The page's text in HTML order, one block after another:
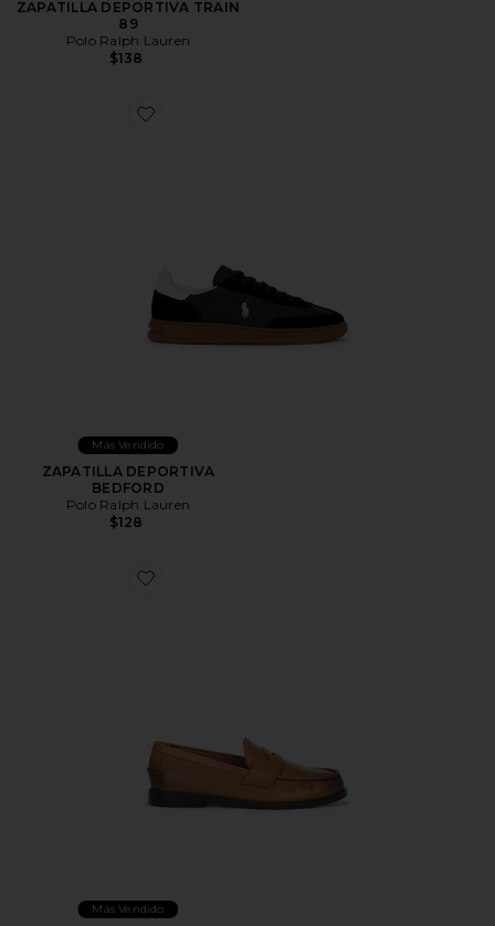
ZAPATILLA DEPORTIVA TRAIN
89
Polo Ralph Lauren
$138
Favorite ZAPATILLA DEPORTIVA BEDFORD
Más Vendido
ZAPATILLA DEPORTIVA
BEDFORD
Polo Ralph Lauren
$128
Favorite MOCASÍN ALSTON
Más Vendido